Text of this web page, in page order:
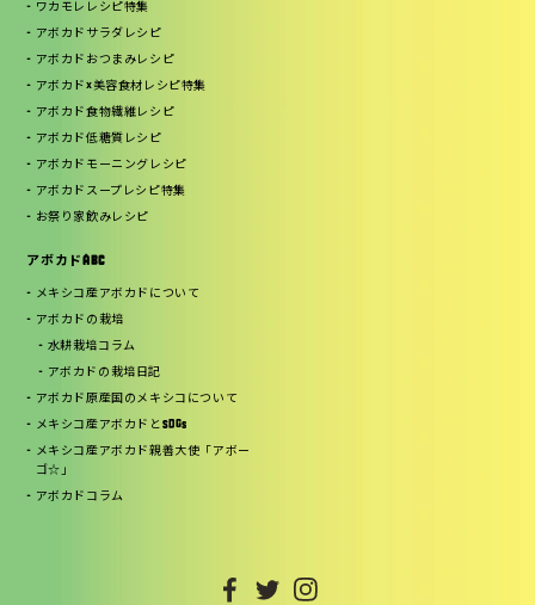
ワカモレレシピ特集
アボカドサラダレシピ
アボカドおつまみレシピ
アボカド×美容食材レシピ特集
アボカド食物繊維レシピ
アボカド低糖質レシピ
アボカドモーニングレシピ
アボカドスープレシピ特集
お祭り家飲みレシピ
アボカドABC
メキシコ産アボカドについて
アボカドの栽培
水耕栽培コラム
アボカドの栽培日記
アボカド原産国のメキシコについて
メキシコ産アボカドとSDGs
メキシコ産アボカド親善大使「アボー
ゴ☆」
アボカドコラム